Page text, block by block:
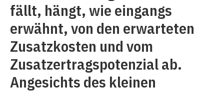
fällt, hängt, wie eingangs
erwähnt, von den erwarteten
Zusatzkosten und vom
Zusatzertragspotenzial ab.
Angesichts des kleinen